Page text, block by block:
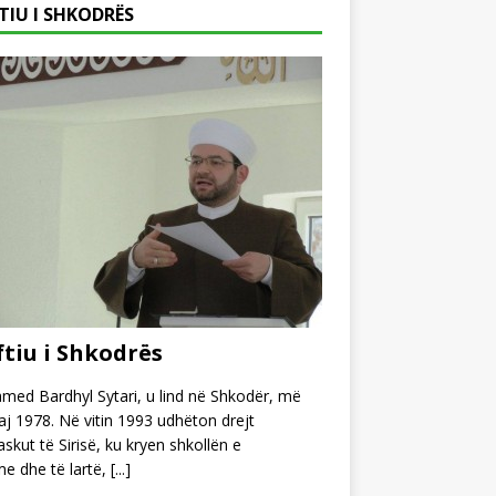
I SHKODRËS
i Shkodrës
Bardhyl Sytari, u lind në Shkodër, më
1978. Në vitin 1993 udhëton drejt
të Sirisë, ku kryen shkollën e
dhe të lartë, [...]